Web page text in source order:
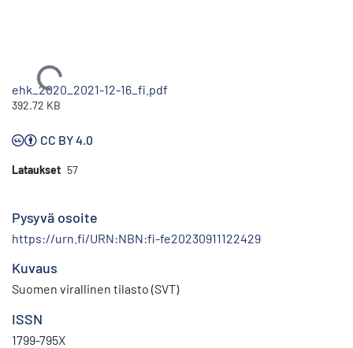
Ladataan...
ehk_2020_2021-12-16_fi.pdf
392.72 KB
CC BY 4.0
Lataukset 57
Pysyvä osoite
https://urn.fi/URN:NBN:fi-fe20230911122429
Kuvaus
Suomen virallinen tilasto (SVT)
ISSN
1799-795X